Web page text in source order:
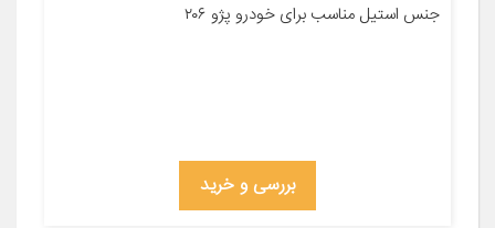
جنس استیل مناسب برای خودرو پژو ۲۰۶
بررسی و خرید